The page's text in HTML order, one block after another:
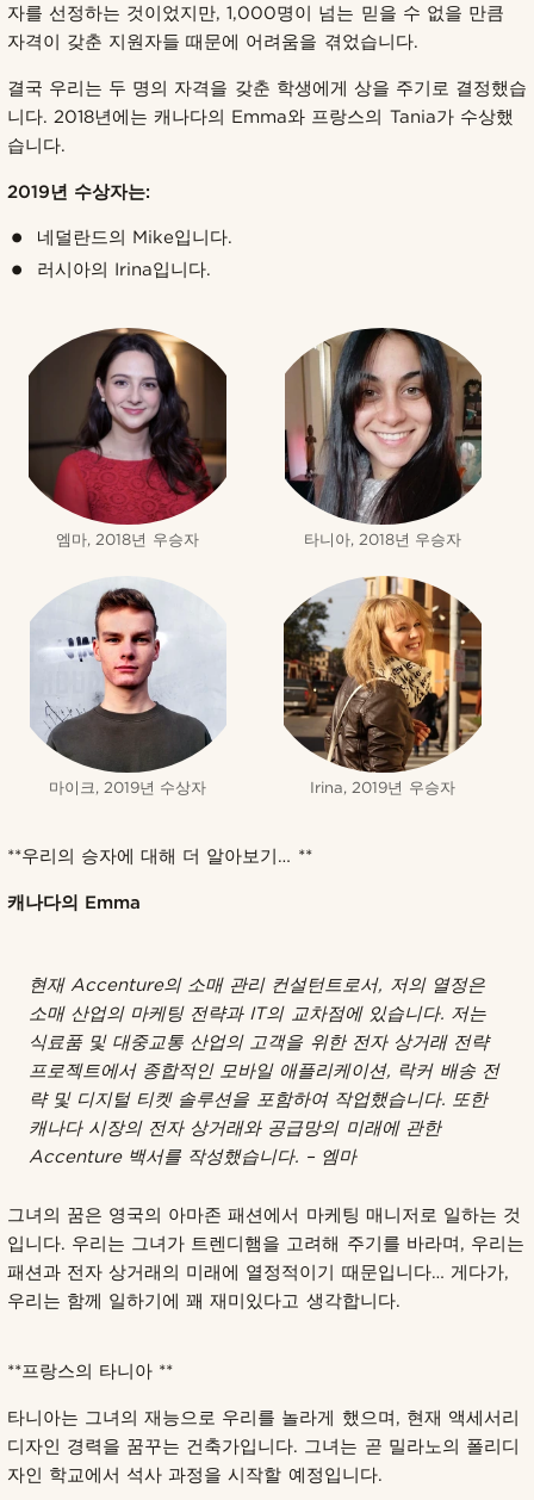
자를 선정하는 것이었지만, 1,000명이 넘는 믿을 수 없을 만큼
자격이 갖춘 지원자들 때문에 어려움을 겪었습니다.
결국 우리는 두 명의 자격을 갖춘 학생에게 상을 주기로 결정했습
니다. 2018년에는 캐나다의 Emma와 프랑스의 Tania가 수상했
습니다.
2019년 수상자는:
네덜란드의 Mike입니다.
러시아의 Irina입니다.
엠마, 2018년 우승자 타니아, 2018년 우승자
마이크, 2019년 수상자 Irina, 2019년 우승자
**우리의 승자에 대해 더 알아보기… **
캐나다의 Emma
현재 Accenture의 소매 관리 컨설턴트로서, 저의 열정은
소매 산업의 마케팅 전략과 IT의 교차점에 있습니다. 저는
식료품 및 대중교통 산업의 고객을 위한 전자 상거래 전략
프로젝트에서 종합적인 모바일 애플리케이션, 락커 배송 전
략 및 디지털 티켓 솔루션을 포함하여 작업했습니다. 또한
캐나다 시장의 전자 상거래와 공급망의 미래에 관한
Accenture 백서를 작성했습니다. – 엠마
그녀의 꿈은 영국의 아마존 패션에서 마케팅 매니저로 일하는 것
입니다. 우리는 그녀가 트렌디햄을 고려해 주기를 바라며, 우리는
패션과 전자 상거래의 미래에 열정적이기 때문입니다… 게다가,
우리는 함께 일하기에 꽤 재미있다고 생각합니다.
**프랑스의 타니아 **
타니아는 그녀의 재능으로 우리를 놀라게 했으며, 현재 액세서리
디자인 경력을 꿈꾸는 건축가입니다. 그녀는 곧 밀라노의 폴리디
자인 학교에서 석사 과정을 시작할 예정입니다.